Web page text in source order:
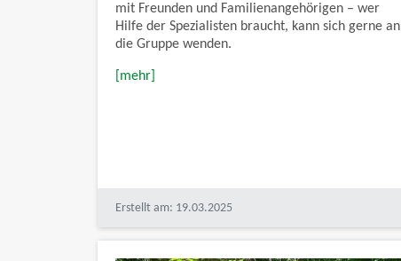
mit Freunden und Familienangehörigen – wer
Hilfe der Spezialisten braucht, kann sich gerne an
die Gruppe wenden.
[mehr]
Erstellt am: 19.03.2025